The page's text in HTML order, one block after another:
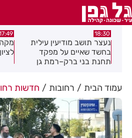
18:30
נעצר תושב מודיעין עילית
בחשד שאיים על מפקד
תחנת בני ברק–רמת גן
לציון
עמוד הבית רחובות חדשות